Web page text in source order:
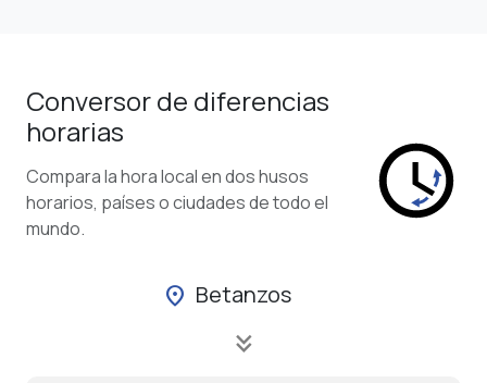
Conversor de diferencias
horarias
Compara la hora local en dos husos
horarios, países o ciudades de todo el
mundo.
location_on Betanzos
keyboard_double_arrow_down